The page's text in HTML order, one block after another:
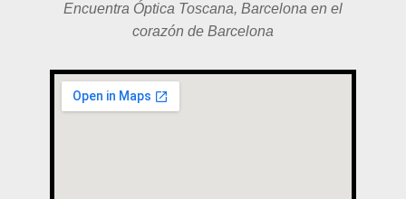
Encuentra Óptica Toscana, Barcelona en el
corazón de Barcelona